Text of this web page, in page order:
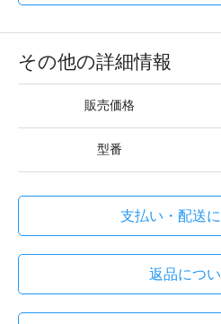
その他の詳細情報
販売価格
型番
支払い・配送
返品につ